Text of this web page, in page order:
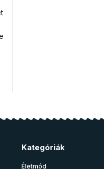
Kategóriák
Életmód